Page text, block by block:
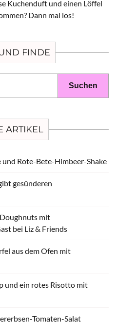
Kuchenduft und einen Löffel
Dann mal los!
FINDE
ARTIKEL
Rote-Bete-Himbeer-Shake
gesünderen
mit
bei Liz & Friends
aus dem Ofen mit
und ein rotes Risotto mit
Tomaten-Salat